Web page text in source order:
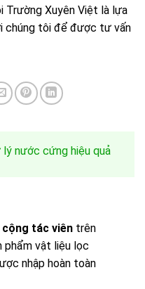
Trường Xuyên Việt là lựa
chúng tôi để được tư vấn
nước cứng hiệu quả
tác viên trên
phẩm vật liệu lọc
nhập hoàn toàn